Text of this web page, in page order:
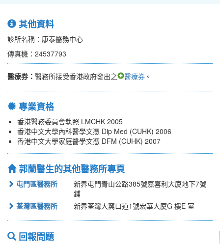
其他資料
診所名稱：康泰醫務中心
傳真機：24537793
醫療券： 醫務所接受香港政府發出之 醫療券 。
專業資格
香港醫務委員會執照 LMCHK 2005
香港中文大學內科醫學文憑 Dip Med (CUHK) 2006
香港中文大學家庭醫學文憑 DFM (CUHK) 2007
郭蘭醫生的其他醫務所專頁
屯門區醫務所
新界屯門青山公路385號嘉喜利大廈地下7號
鋪
荃灣區醫務所
新界荃灣大窩口道1號宏華大廈G 樓E 室
回報問題